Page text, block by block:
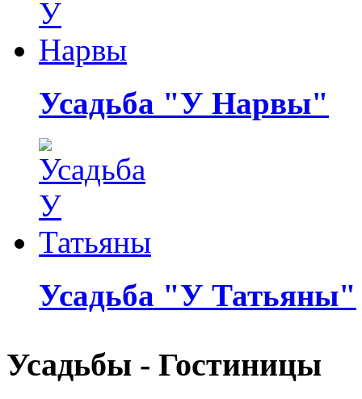
Усадьба "У Нарвы"
Усадьба "У Татьяны"
Усадьбы - Гостиницы